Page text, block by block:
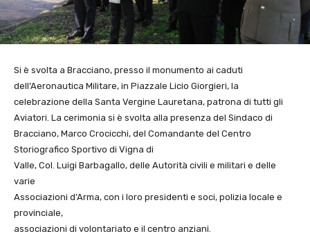
Si è svolta a Bracciano, presso il monumento ai caduti
dell’Aeronautica Militare, in Piazzale Licio Giorgieri, la
celebrazione della Santa Vergine Lauretana, patrona di tutti gli
Aviatori. La cerimonia si è svolta alla presenza del Sindaco di
Bracciano, Marco Crocicchi, del Comandante del Centro
Storiografico Sportivo di Vigna di
Valle, Col. Luigi Barbagallo, delle Autorità civili e militari e delle
varie
Associazioni d’Arma, con i loro presidenti e soci, polizia locale e
provinciale,
associazioni di volontariato e il centro anziani.